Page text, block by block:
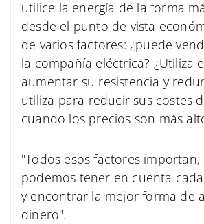
utilice la energía de la forma
desde el punto de vista
de varios factores: ¿puede
la compañía eléctrica? ¿Utiliza
aumentar su resistencia y
utiliza para reducir sus costes
cuando los precios son más
"Todos esos factores importan,
podemos tener en cuenta
y encontrar la mejor forma de
dinero".